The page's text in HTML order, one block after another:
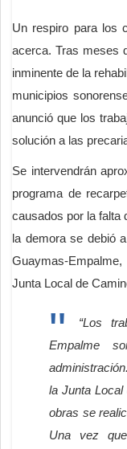
Un respiro para los
acerca. Tras meses
inminente de la
municipios
anunció que los
solución a las
Se intervendrán
programa de
causados por la falta
la demora se debió
Guaymas-
Junta Local de
“Los
Empalme
la Junta Local
obras se
Una vez